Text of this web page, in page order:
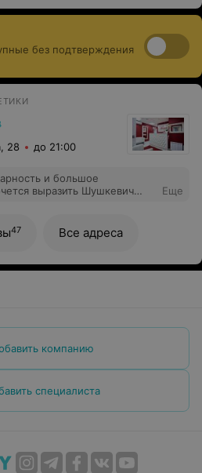
без подтверждения
28 до 21:00
и большое
выразить Шушкевич
доктор! Спасибо!
Еще
47 Все адреса
компанию
специалиста